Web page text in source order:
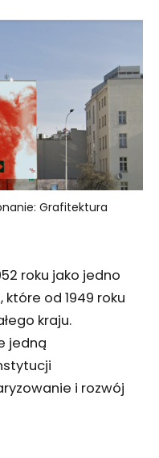
Grafitektura
roku jako jedno
od 1949 roku
kraju.
jedną
i rozwój